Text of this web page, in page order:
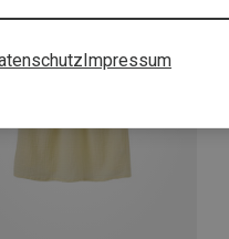
Impressum